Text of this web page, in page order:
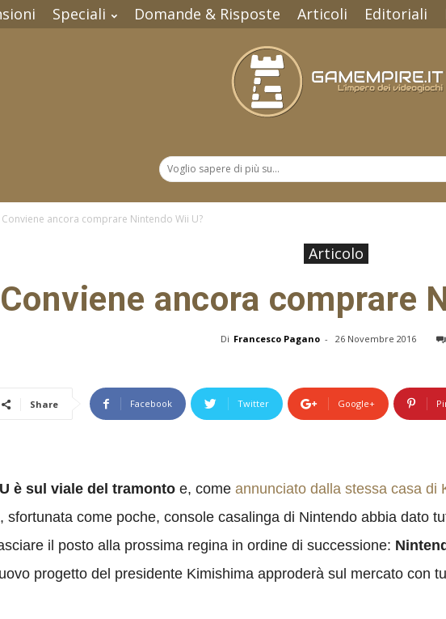
Speciali Domande & Risposte Articoli Editoriali
Conviene ancora comprare Nintendo Wii U?
Articolo
Conviene ancora comprare
Di Francesco Pagano - 26 Novembre 2016
Share Facebook Twitter Google+
è sul viale del tramonto e, come annunciato dalla stessa casa di
sfortunata come poche, console casalinga di Nintendo abbia dato
il posto alla prossima regina in ordine di successione:
progetto del presidente Kimishima approderà sul mercato con